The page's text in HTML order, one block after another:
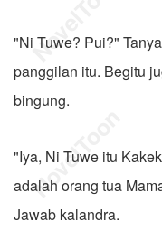
"Ni Tuwe? Pui?"
panggilan itu. Begitu
bingung.
"Iya, Ni Tuwe itu
adalah orang tua
Jawab kalandra.